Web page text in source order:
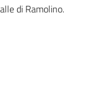
di Ramolino.